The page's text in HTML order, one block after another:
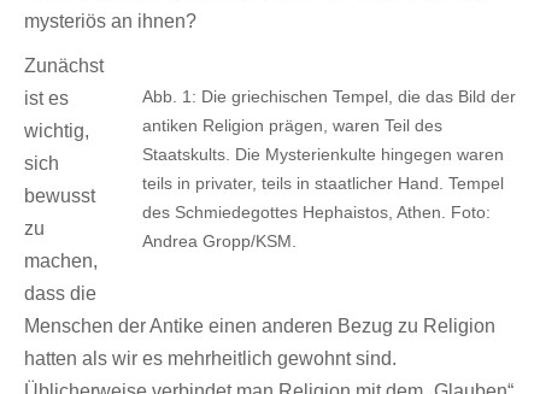
mysteriös an ihnen?
Abb. 1: Die griechischen Tempel, die das Bild der
antiken Religion prägen, waren Teil des
Staatskults. Die Mysterienkulte hingegen waren
teils in privater, teils in staatlicher Hand. Tempel
des Schmiedegottes Hephaistos, Athen. Foto:
Andrea Gropp/KSM.
Zunächst
ist es
wichtig,
sich
bewusst
zu
machen,
dass die
Menschen der Antike einen anderen Bezug zu Religion
hatten als wir es mehrheitlich gewohnt sind.